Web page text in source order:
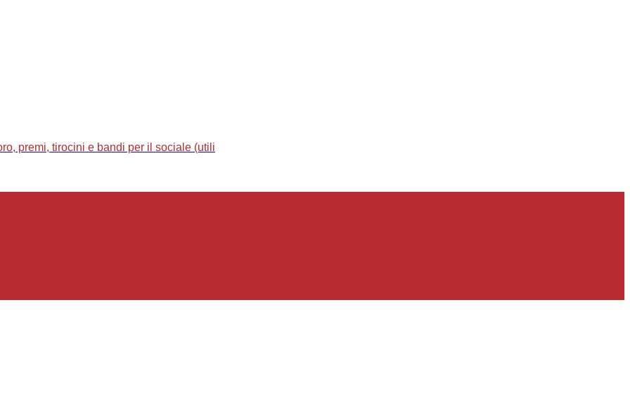
premi, tirocini e bandi per il sociale (utili